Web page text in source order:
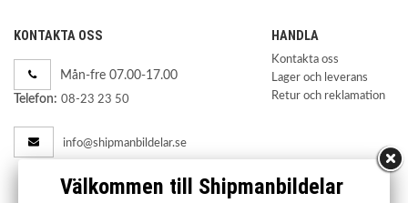
KONTAKTA OSS
Mån-fre 07.00-17.00
Telefon: 08-23 23 50
info@shipmanbildelar.se
HANDLA
Kontakta oss
Lager och leverans
Retur och reklamation
Välkommen till Shipmanbildelar